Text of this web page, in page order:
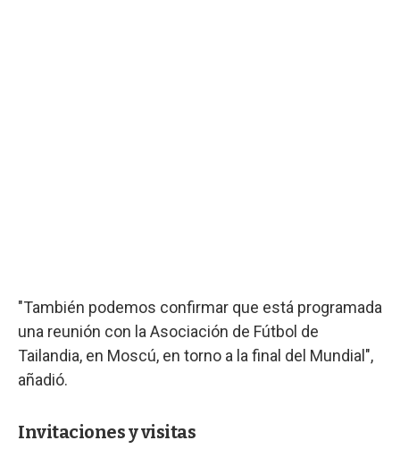
"También podemos confirmar que está programada
una reunión con la Asociación de Fútbol de
Tailandia, en Moscú, en torno a la final del Mundial",
añadió.
Invitaciones y visitas